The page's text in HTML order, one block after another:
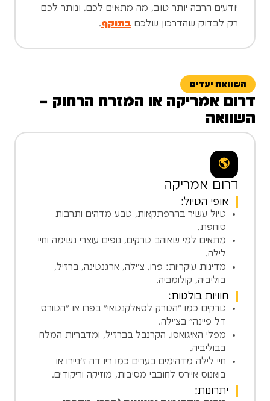
יודעים הרבה יותר טוב, מה מתאים לכם, ונותר לכם
רק לבדוק שהדרכון שלכם בתוקף.
השוואת יעדים
דרום אמריקה או המזרח הרחוק –
השוואה
🌎
דרום אמריקה
אופי הטיול:
טיול עשיר בהרפתקאות, טבע מדהים ותרבות
סוחפת.
מתאים למי שאוהב טרקים, נופים עוצרי נשימה וחיי
לילה.
מדינות עיקריות: פרו, צ'ילה, ארגנטינה, ברזיל,
בוליביה, קולומביה.
חוויות בולטות:
טרקים כמו "הטרק לסאלקנטאי" בפרו או "הטורס
דל פיינה" בצ'ילה.
מפלי האיגואסו, הקרנבל בברזיל, ומדבריות המלח
בבוליביה.
חיי לילה מדהימים בערים כמו ריו דה ז'ניירו או
בואנוס איירס לחובבי מסיבות, מוזיקה וריקודים.
יתרונות: